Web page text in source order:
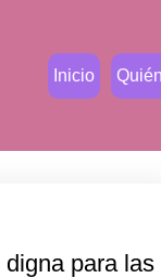
Inicio
para las